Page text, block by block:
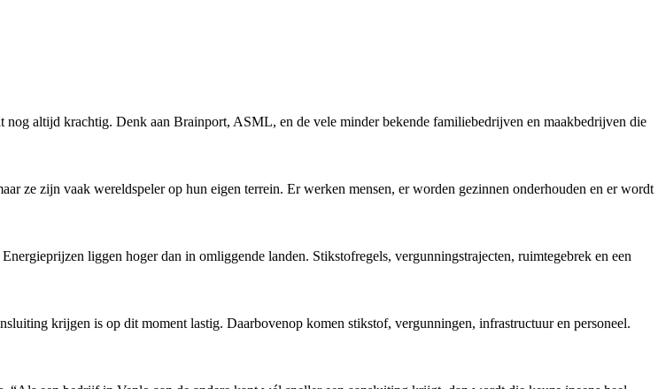
altijd krachtig. Denk aan Brainport, ASML, en de vele minder bekende familiebedrijven en maakbedrijven die
ze zijn vaak wereldspeler op hun eigen terrein. Er werken mensen, er worden gezinnen onderhouden en er wordt
liggen hoger dan in omliggende landen. Stikstofregels, vergunningstrajecten, ruimtegebrek en een
krijgen is op dit moment lastig. Daarbovenop komen stikstof, vergunningen, infrastructuur en personeel.